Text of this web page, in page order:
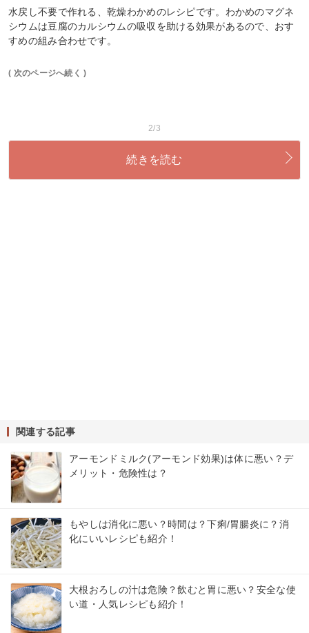
水戻し不要で作れる、乾燥わかめのレシピです。わかめのマグネ
シウムは豆腐のカルシウムの吸収を助ける効果があるので、おす
すめの組み合わせです。
( 次のページへ続く )
2/3
続きを読む
関連する記事
アーモンドミルク(アーモンド効果)は体に悪い？デ
メリット・危険性は？
もやしは消化に悪い？時間は？下痢/胃腸炎に？消
化にいいレシピも紹介！
大根おろしの汁は危険？飲むと胃に悪い？安全な使
い道・人気レシピも紹介！